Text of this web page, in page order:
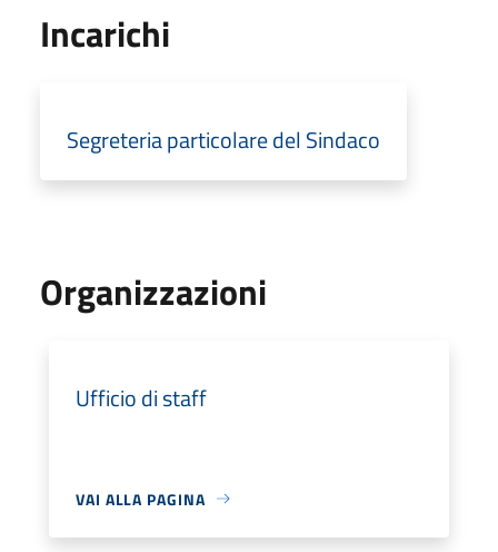
Incarichi
Segreteria particolare del Sindaco
Organizzazioni
Ufficio di staff
VAI ALLA PAGINA